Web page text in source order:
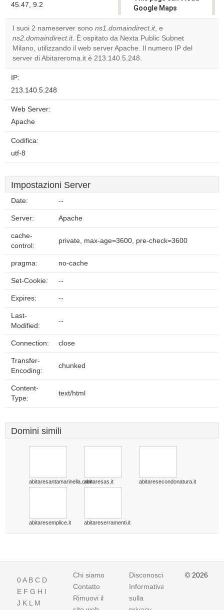
45.47, 9.2
Google Maps
correctly.
Do you
own this
OK
I suoi 2 nameserver sono ns1.domaindirect.it, e
ns2.domaindirect.it. È ospitato da Nexta Public Subnet
Milano, utilizzando il web server Apache. Il numero IP del
server di Abitareroma.it è 213.140.5.248.
IP:
213.140.5.248
Web Server:
Apache
Codifica:
utf-8
Impostazioni Server
Date: --
Server: Apache
cache-
control:
private, max-age=3600, pre-check=3600
pragma: no-cache
Set-Cookie: --
Expires: --
Last-
Modified:
--
Connection: close
Transfer-
Encoding:
chunked
Content-
Type:
text/html
Domini simili
abitaresantamarinella.comabitaresas.it abitaresecondonatura.it
abitaresemplice.it abitareserramenti.it
0A B C D
E F G H I
J K L M
Chi siamo
Contatto
Rimuovi il
Disconoscimento
Informativa
sulla
© 2026